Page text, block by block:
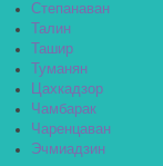
Степанаван
Талин
Ташир
Туманян
Цахкадзор
Чамбарак
Чаренцаван
Эчмиадзин